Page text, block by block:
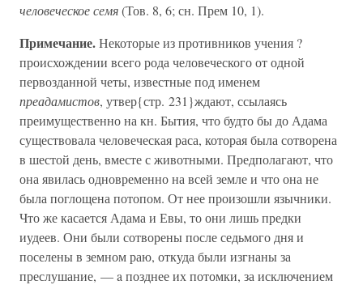
человеческое семя(Тов. 8, 6; сн. Прем 10, 1).
Примечание.Некоторые из противников учения ?
происхождении всего рода человеческого от одной
первозданной четы, известные под именем
преадамистов, утвер{стр. 231}ждают, ссылаясь
преимущественно на кн. Бытия, что будто бы до Адама
существовала человеческая раса, которая была сотворена
в шестой день, вместе с животными. Предполагают, что
она явилась одновременно на всей земле и что она не
была поглощена потопом. От нее произошли язычники.
Что же касается Адама и Евы, то они лишь предки
иудеев. Они были сотворены после седьмого дня и
поселены в земном раю, откуда были изгнаны за
преслушание, — a позднее их потомки, за исключением